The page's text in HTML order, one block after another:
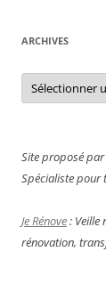
ARCHIVES
Archives
Site proposé par
Spécialiste pour
Je Rénove: Veille
rénovation,